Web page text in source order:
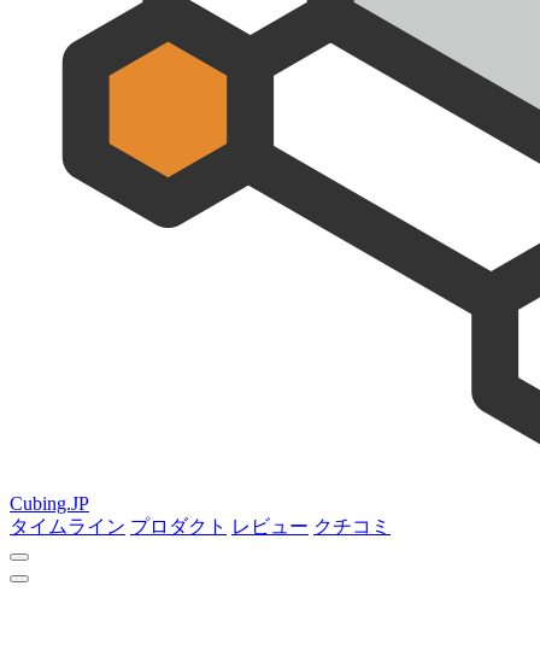
Cubing.JP
タイムライン プロダクト レビュー クチコミ